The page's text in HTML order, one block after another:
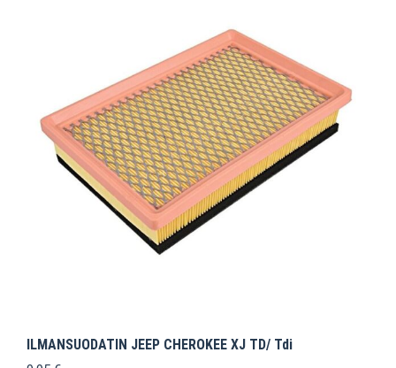
ILMANSUODATIN JEEP CHEROKEE XJ TD/ Tdi